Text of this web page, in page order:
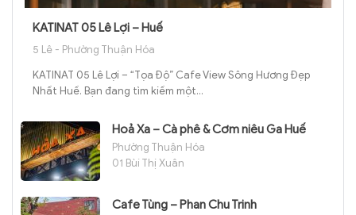
KATINAT 05 Lê Lợi – Huế
5 Lê - Phường Thuận Hóa
KATINAT 05 Lê Lợi – “Tọa Độ” Cafe View Sông Hương Đẹp
Nhất Huế. Bạn đang tìm kiếm một...
Hoả Xa – Cà phê & Cơm niêu Ga Huế
Phường Thuận Hóa
01 Bùi Thị Xuân
Cafe Tùng – Phan Chu Trinh